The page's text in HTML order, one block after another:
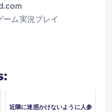
ム実況プレイ
近隣に迷惑かけないように人参